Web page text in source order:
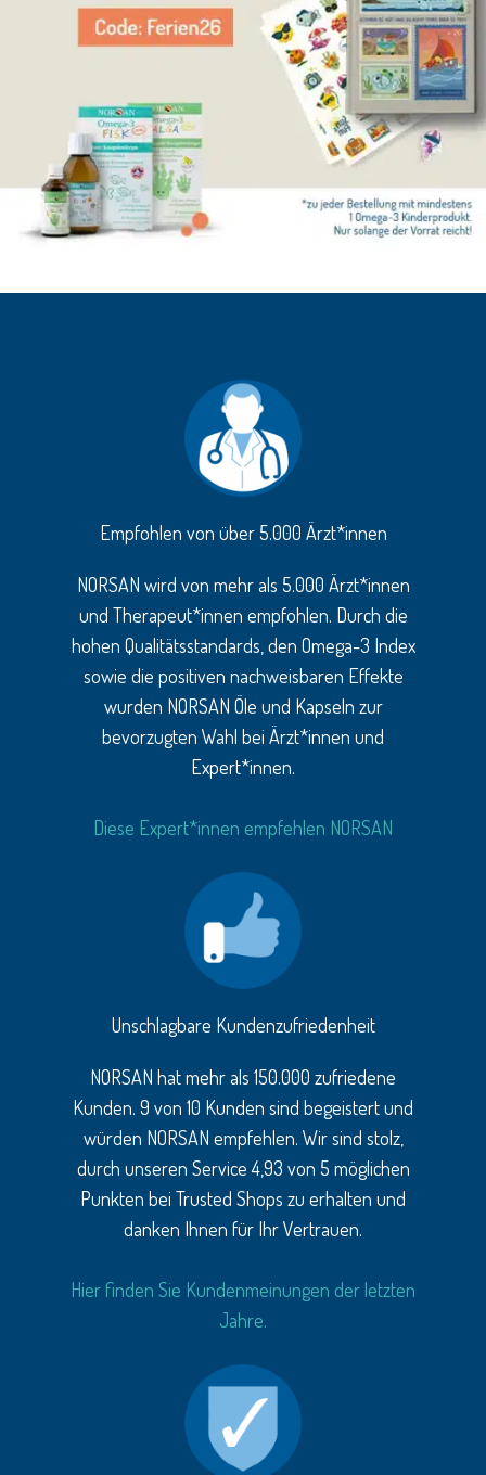
Empfohlen von über 5.000 Ärzt*innen
NORSAN wird von mehr als 5.000 Ärzt*innen
und Therapeut*innen empfohlen. Durch die
hohen Qualitätsstandards, den Omega-3 Index
sowie die positiven nachweisbaren Effekte
wurden NORSAN Öle und Kapseln zur
bevorzugten Wahl bei Ärzt*innen und
Expert*innen.
Diese Expert*innen empfehlen NORSAN
Unschlagbare Kundenzufriedenheit
NORSAN hat mehr als 150.000 zufriedene
Kunden. 9 von 10 Kunden sind begeistert und
würden NORSAN empfehlen. Wir sind stolz,
durch unseren Service 4,93 von 5 möglichen
Punkten bei Trusted Shops zu erhalten und
danken Ihnen für Ihr Vertrauen.
Hier finden Sie Kundenmeinungen der letzten
Jahre.